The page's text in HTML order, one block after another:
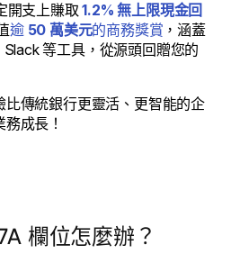
開支上賺取1.2% 無上限現金回
逾 50 萬美元的商務獎賞 ，涵蓋
等工具，從源頭回贈您的
比傳統銀行更靈活、更智能的企
成長！
欄位怎麼辦？